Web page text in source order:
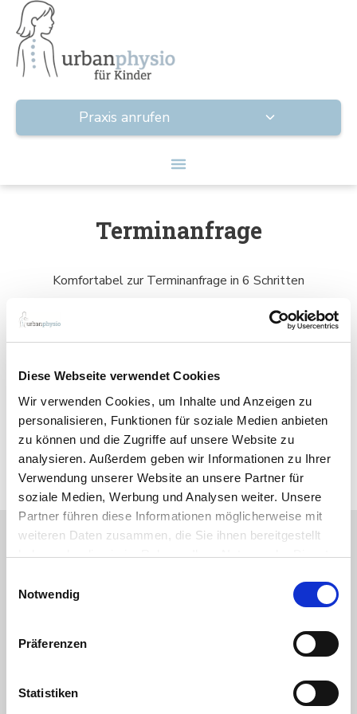
Diese Webseite verwendet Cookies
Wir verwenden Cookies, um Inhalte und Anzeigen zu
personalisieren, Funktionen für soziale Medien anbieten
zu können und die Zugriffe auf unsere Website zu
analysieren. Außerdem geben wir Informationen zu Ihrer
Verwendung unserer Website an unsere Partner für
soziale Medien, Werbung und Analysen weiter. Unsere
Partner führen diese Informationen möglicherweise mit
weiteren Daten zusammen, die Sie ihnen bereitgestellt
haben oder die sie im Rahmen Ihrer Nutzung der Dienste
Notwendig
Präferenzen
Statistiken
Praxis anrufen
Terminanfrage
Komfortabel zur Terminanfrage in 6 Schritten
Wo behandeln wir?
Form Label
Bielefeld
Halle-Künsebeck
0521 - 560 982 34